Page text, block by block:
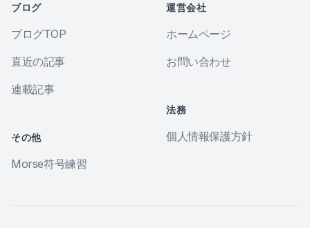
ブログ
ブログTOP
直近の記事
連載記事
その他
Morse符号練習
運営会社
ホームページ
お問い合わせ
法務
個人情報保護方針